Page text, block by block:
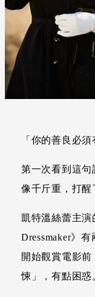
「你的善良必
第一次看到這
像千斤重，打醒
凱特溫絲蕾主演
Dressmaker》
開始觀賞電影
悚」，有點困惑